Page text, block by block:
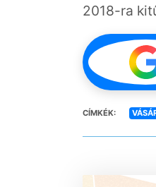
2018-ra
CÍMKÉK: